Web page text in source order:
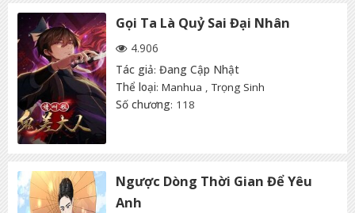
Gọi Ta Là Quỷ Sai Đại Nhân
4.906
Tác giả: Đang Cập Nhật
Thể loại: Manhua ,Trọng Sinh
Số chương: 118
Ngược Dòng Thời Gian Để Yêu
Anh